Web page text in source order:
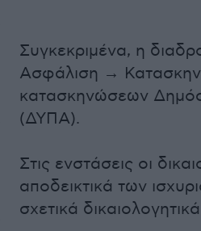
Συγκεκριμένα, η
Ασφάλιση →
κατασκηνώσεων
(ΔΥΠΑ).
Στις ενστάσεις οι
αποδεικτικά των
σχετικά